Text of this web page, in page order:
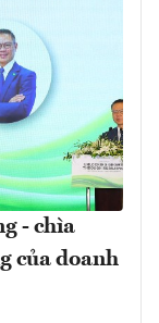
- chìa
của doanh